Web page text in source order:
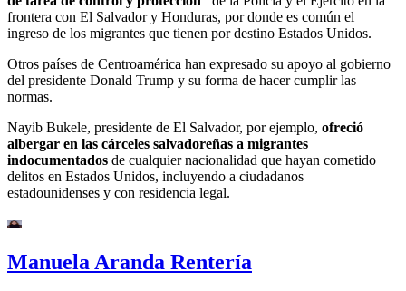
frontera con El Salvador y Honduras, por donde es común el
ingreso de los migrantes que tienen por destino Estados Unidos.
Otros países de Centroamérica han expresado su apoyo al gobierno
del presidente Donald Trump y su forma de hacer cumplir las
normas.
Nayib Bukele, presidente de El Salvador, por ejemplo, ofreció
albergar en las cárceles salvadoreñas a migrantes
indocumentados de cualquier nacionalidad que hayan cometido
delitos en Estados Unidos, incluyendo a ciudadanos
estadounidenses y con residencia legal.
Manuela Aranda Rentería